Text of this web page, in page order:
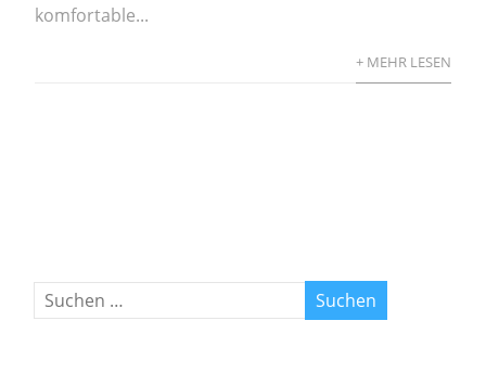
komfortable...
+ MEHR LESEN